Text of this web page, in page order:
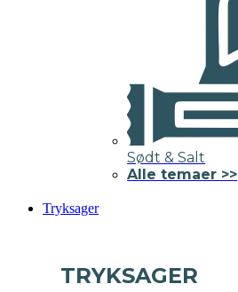
Sødt & Salt
Alle temaer >>
Tryksager
TRYKSAGER